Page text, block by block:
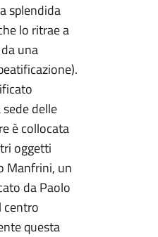
splendida
lo ritrae a
una
delle
è collocata
oggetti
Manfrini, un
da Paolo
centro
questa